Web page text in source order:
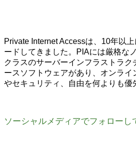
Private Internet Accessは、10年以
ードしてきました。PIAには厳格な
クラスのサーバーインフラストラク
ースソフトウェアがあり、オンライ
やセキュリティ、自由を何よりも優
ソーシャルメディアでフォローし